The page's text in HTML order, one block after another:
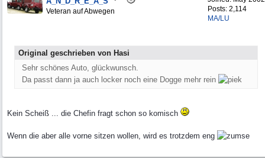
Posts: 2,114
MA/LU
Veteran auf Abwegen
Original geschrieben von Hasi
Sehr schönes Auto, glückwunsch.
Da passt dann ja auch locker noch eine Dogge mehr rein
Kein Scheiß ... die Chefin fragt schon so komisch
Wenn die aber alle vorne sitzen wollen, wird es trotzdem eng